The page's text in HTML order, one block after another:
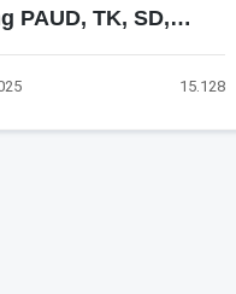
PAUD, TK, SD,
SLB dan
15.128